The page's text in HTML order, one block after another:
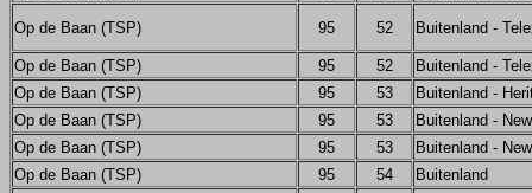
Op de Baan (TSP) 95 52 Buitenland -
Op de Baan (TSP) 95 52
Buitenland -
Op de Baan (TSP)
95 53
Buitenland -
Op de Baan (TSP)
95 53
Buitenland -
Op de Baan (TSP)
95 53
Buitenland -
Op de Baan (TSP)
95 54
Buitenland